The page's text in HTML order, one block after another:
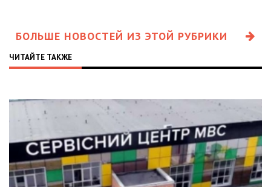
БОЛЬШЕ НОВОСТЕЙ ИЗ ЭТОЙ РУБРИКИ
ЧИТАЙТЕ ТАКЖЕ